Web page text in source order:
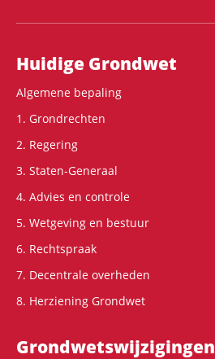
Hoofdnavigatie
Huidige Grondwet
Algemene bepaling
1. Grondrechten
2. Regering
3. Staten-Generaal
4. Advies en controle
5. Wetgeving en bestuur
6. Rechtspraak
7. Decentrale overheden
8. Herziening Grondwet
Grondwets­wijzigingen